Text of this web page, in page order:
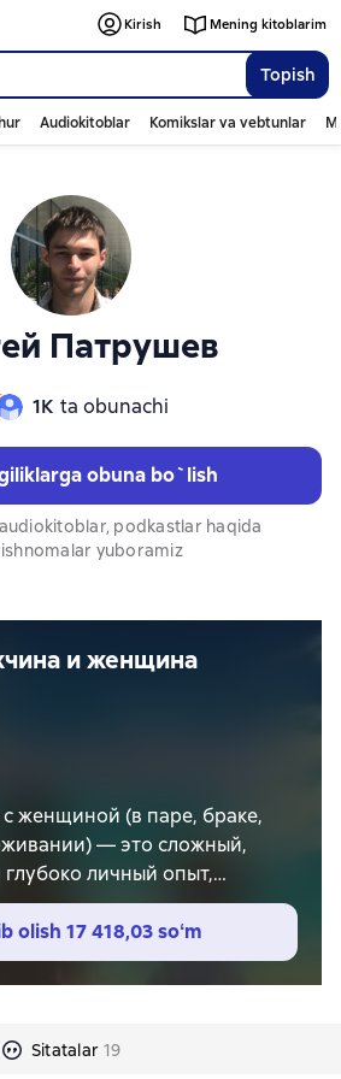
Topish
Kirish Mening kitoblarim
Audiokitoblar Komikslar va vebtunlar
Патрушев
1К ta obunachi
obuna bo`lish
podkastlar haqida
yuboramiz
и женщина
женщиной (в паре, браке,
— это сложный,
личный опыт,
свести к одному
ключевые аспекты, которые
эмоциональным
olish 17 418,03 soʻm
Sitatalar 19